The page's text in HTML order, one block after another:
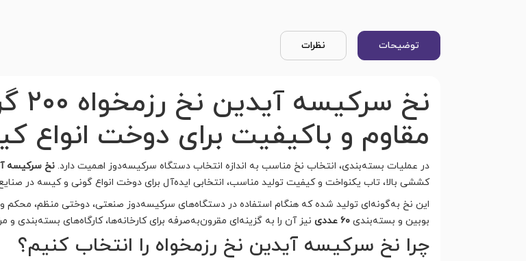
توضیحات نظرات
مقاوم و باکیفیت برای دوخت انواع
در عملیات بسته‌بندی، انتخاب نخ مناسب به اندازه انتخاب دستگاه سرکیسه‌دوز اهمیت دارد. نخ سرکیسه آیدین نخ
کششی بالا، تاب یکنواخت و کیفیت تولید مناسب، انتخابی ایده‌آل برای دوخت انواع گونی و کیسه در
این نخ به‌گونه‌ای تولید شده که هنگام استفاده در دستگاه‌های سرکیسه‌دوز صنعتی، دوختی منظم، محکم و
بوبین و بسته‌بندی ۶۰ عددی نیز آن را به گزینه‌ای مقرون‌به‌صرفه برای کارخانه‌ها، کارگاه‌های بسته‌بندی و
چرا نخ سرکیسه آیدین نخ رزمخواه را انتخاب کنیم؟